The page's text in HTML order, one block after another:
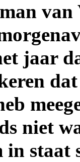
van
jaar
niet
in staat